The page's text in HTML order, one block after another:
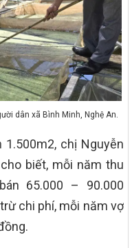
dân xã Bình Minh, Nghệ An.
chị Nguyễn
biết, mỗi năm thu
65.000 – 90.000
chi phí, mỗi năm vợ